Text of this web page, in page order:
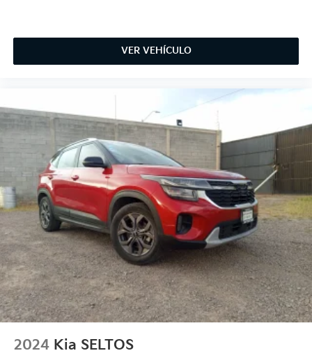
VER VEHÍCULO
2024 Kia SELTOS